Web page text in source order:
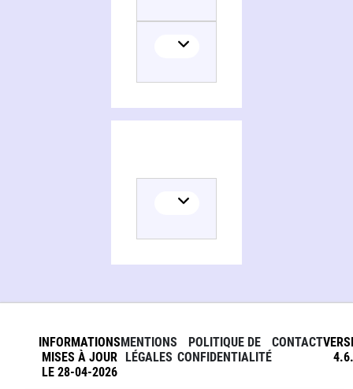
INFORMATIONS
MISES À JOUR
LE 28-04-2026
MENTIONS
LÉGALES
POLITIQUE DE
CONFIDENTIALITÉ
CONTACT